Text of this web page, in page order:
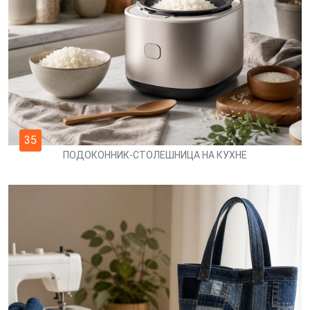
35
ПОДОКОННИК-СТОЛЕШНИЦА НА КУХНЕ